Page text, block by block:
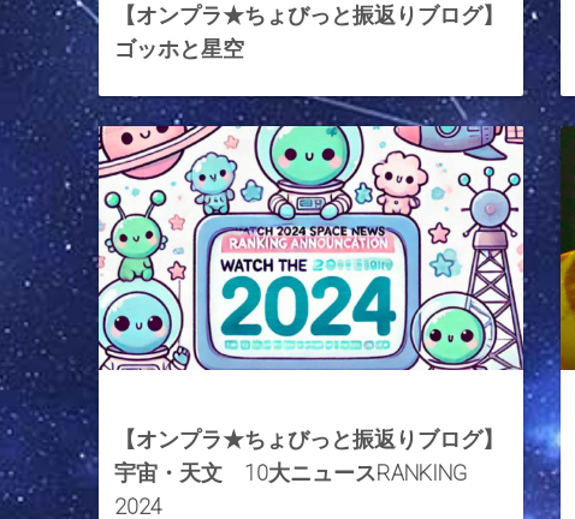
【オンプラ★ちょびっと振返りブログ】
ゴッホと星空
【オンプラ★ちょびっと振返りブログ】
宇宙・天文 10大ニュースRANKING
2024